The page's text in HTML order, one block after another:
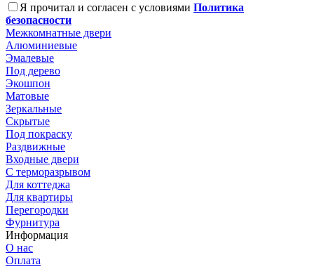
Я прочитал и согласен с условиями Политика
безопасности
Межкомнатные двери
Алюминиевые
Эмалевые
Под дерево
Экошпон
Матовые
Зеркальные
Скрытые
Под покраску
Раздвижные
Входные двери
С терморазрывом
Для коттеджа
Для квартиры
Перегородки
Фурнитура
Информация
О нас
Оплата